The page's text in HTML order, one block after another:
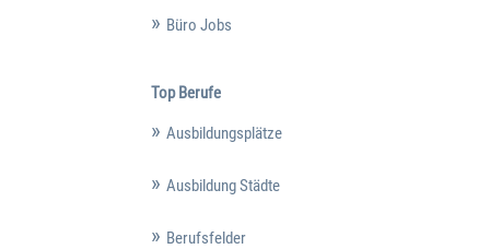
Büro Jobs
Top Berufe
Ausbildungsplätze
Ausbildung Städte
Berufsfelder